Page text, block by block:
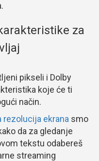
za
pikseli i Dolby
koje će ti
način.
rezolucija ekrana smo
da za gledanje
tekstu odabereš
streaming